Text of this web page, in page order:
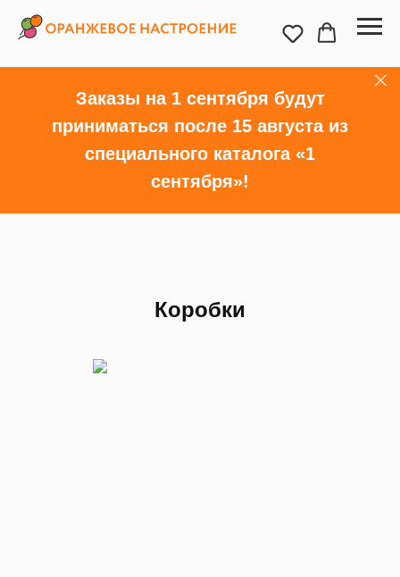
Заказы на 1 сентября будут
приниматься после 15 августа из
специального каталога «1
сентября»!
Коробки